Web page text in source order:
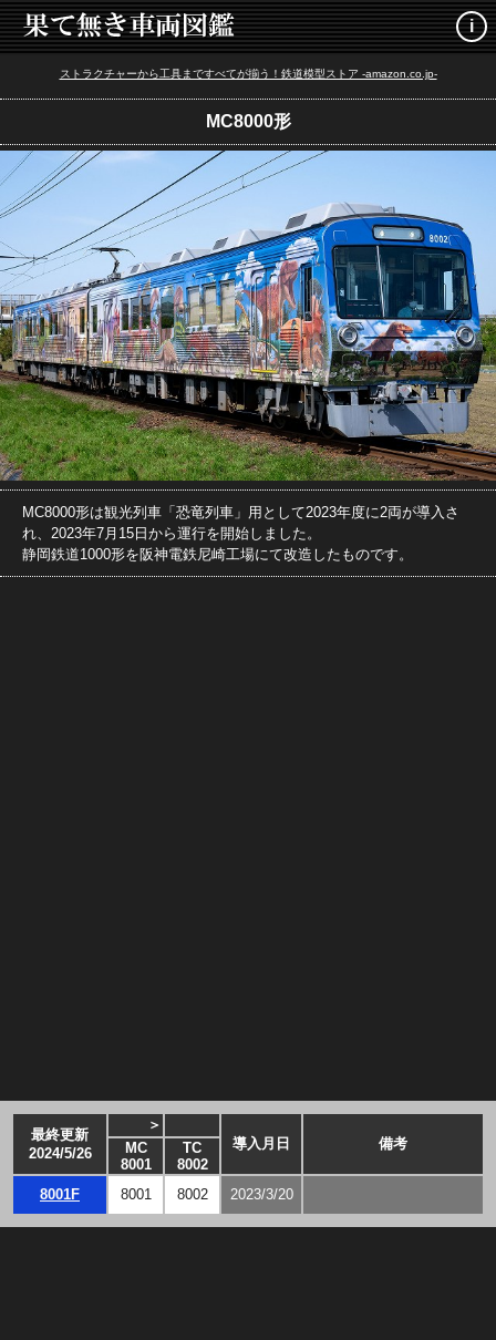
i
ストラクチャーから工具まですべてが揃う！鉄道模型ストア -amazon.co.jp-
MC8000形
MC8000形は観光列車「恐竜列車」用として2023年度に2両が導入さ
れ、2023年7月15日から運行を開始しました。
静岡鉄道1000形を阪神電鉄尼崎工場にて改造したものです。
最終更新
2024/5/26
＞
導入月日
備考
MC
8001
TC
8002
8001F
8001 8002 2023/3/20